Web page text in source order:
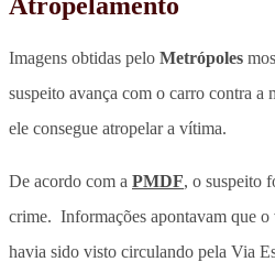
Imagens obtidas pelo Metrópoles
suspeito avança com o carro contra a
ele consegue atropelar a vítima.
De acordo com a PMDF, o suspeito
crime. Informações apontavam que
havia sido visto circulando pela Via